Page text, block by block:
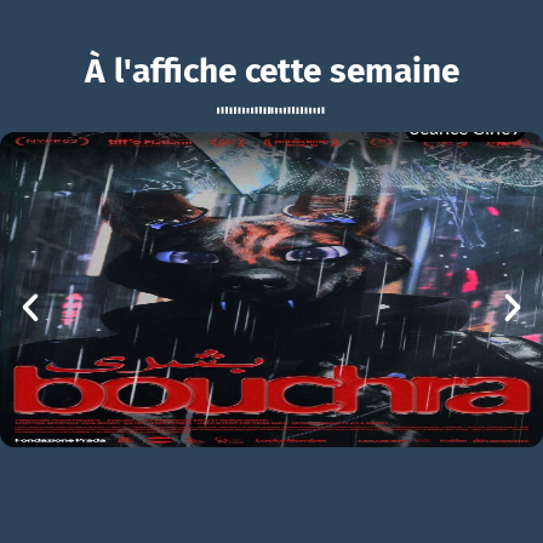
Vice-Versa 2
Vice-Versa 2 Bande-annonce VF
À l'affiche cette semaine
BOUCHRA
mer 05/08
21h00